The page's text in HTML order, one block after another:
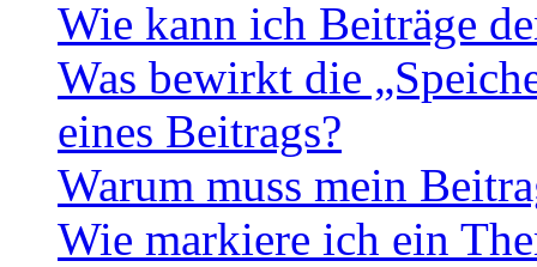
Wie kann ich Beiträge
Was bewirkt die
eines Beitrags?
Warum muss mein
Wie markiere ich ein